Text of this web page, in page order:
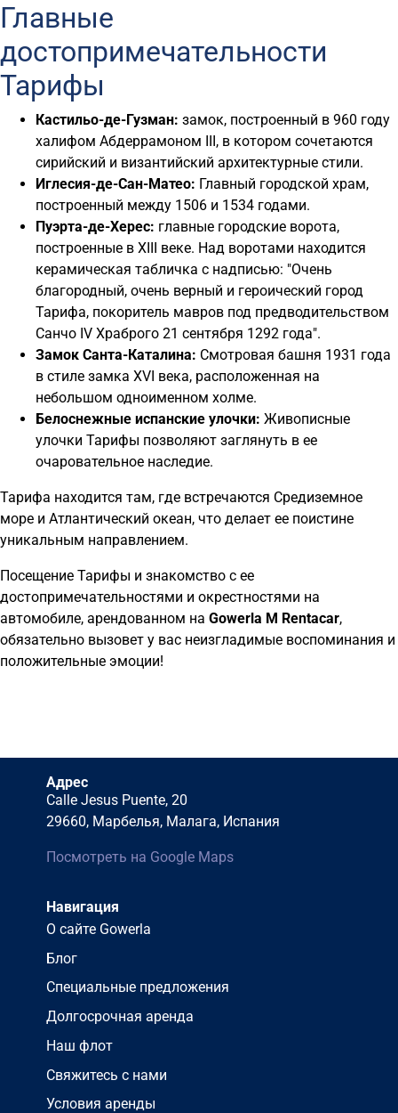
Главные
достопримечательности
Тарифы
Кастильо-де-Гузман: замок, построенный в 960 году
халифом Абдеррамоном III, в котором сочетаются
сирийский и византийский архитектурные стили.
Иглесия-де-Сан-Матео: Главный городской храм,
построенный между 1506 и 1534 годами.
Пуэрта-де-Херес: главные городские ворота,
построенные в XIII веке. Над воротами находится
керамическая табличка с надписью: "Очень
благородный, очень верный и героический город
Тарифа, покоритель мавров под предводительством
Санчо IV Храброго 21 сентября 1292 года".
Замок Санта-Каталина: Смотровая башня 1931 года
в стиле замка XVI века, расположенная на
небольшом одноименном холме.
Белоснежные испанские улочки: Живописные
улочки Тарифы позволяют заглянуть в ее
очаровательное наследие.
Тарифа находится там, где встречаются Средиземное
море и Атлантический океан, что делает ее поистине
уникальным направлением.
Посещение Тарифы и знакомство с ее
достопримечательностями и окрестностями на
автомобиле, арендованном на Gowerla M Rentacar,
обязательно вызовет у вас неизгладимые воспоминания и
положительные эмоции!
Адрес
Calle Jesus Puente, 20
29660, Марбелья, Малага, Испания
Посмотреть на Google Maps
Навигация
О сайте Gowerla
Блог
Специальные предложения
Долгосрочная аренда
Наш флот
Свяжитесь с нами
Условия аренды